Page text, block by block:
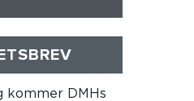
kommer DMHs